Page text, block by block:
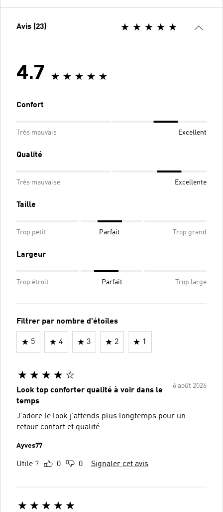
Avis (23)
4.7
Confort
Très mauvais Excellent
Qualité
Très mauvaise Excellente
Taille
Trop petit Parfait Trop grand
Largeur
Trop étroit Parfait Trop large
Filtrer par nombre d'étoiles
5 4 3 2 1
6 août 2026
Look top conforter qualité à voir dans le
temps
J’adore le look j’attends plus longtemps pour un
retour confort et qualité
Ayves77
Utile ? 0 0 Signaler cet avis